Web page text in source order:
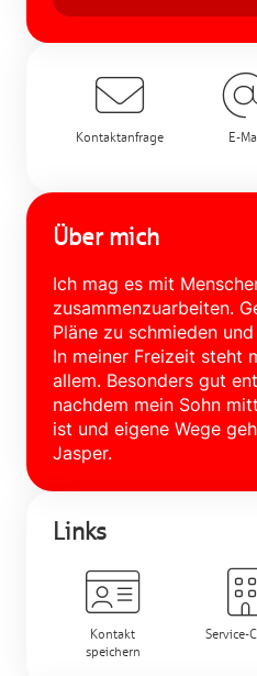
Kontaktanfrage E-
Über mich
Ich mag es mit
zusammenzuarbeiten.
Pläne zu schmieden
In meiner Freizeit steht
allem. Besonders gut
nachdem mein Sohn
ist und eigene Wege
Jasper.
Links
Kontakt
speichern
Service-